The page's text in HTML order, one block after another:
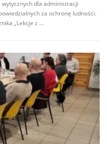
dla administracji
za ochronę ludności.
„Lekcje z …